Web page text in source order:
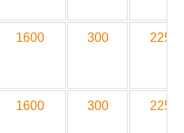
1600 300 2250
1600 300 2250